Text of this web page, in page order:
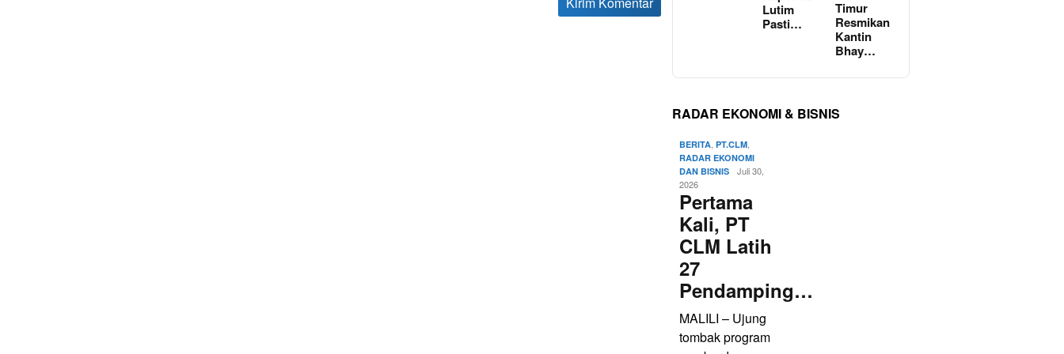
Lutim
Pasti…
Timur
Resmikan
Kantin
Bhay…
RADAR EKONOMI & BISNIS
BERITA ,PT.CLM
RADAR EKONOMI
DAN BISNIS
Juli 30,
2026
Pertama
Kali, PT
CLM Latih
27
Pendamping…
MALILI – Ujung
tombak program